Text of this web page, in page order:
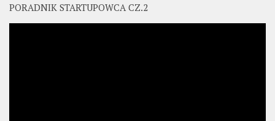
PORADNIK STARTUPOWCA CZ.2